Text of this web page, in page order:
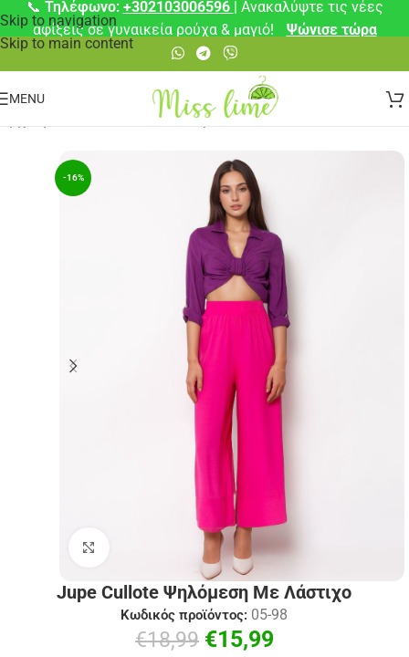
Skip to navigation
Skip to main content
📞 Τηλέφωνο: +302103006596 | Ανακαλύψτε τις νέες
αφίξεις σε γυναικεία ρούχα & μαγιό!
Ψώνισε τώρα
MENU
Παντελόνια/Jupe Culotte
-16%
Jupe Cullote Ψηλόμεση Με Λάστιχο
Κωδικός προϊόντος: 05-98
€18,99 €15,99